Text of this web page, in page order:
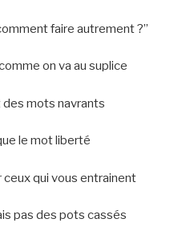
faire autrement ?”
on va au suplice
mots navrants
le mot liberté
qui vous entrainent
pas des pots cassés